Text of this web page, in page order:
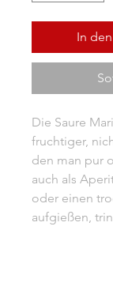
In
Die Saure
fruchtiger,
den man pur
auch als
oder einen
aufgießen,